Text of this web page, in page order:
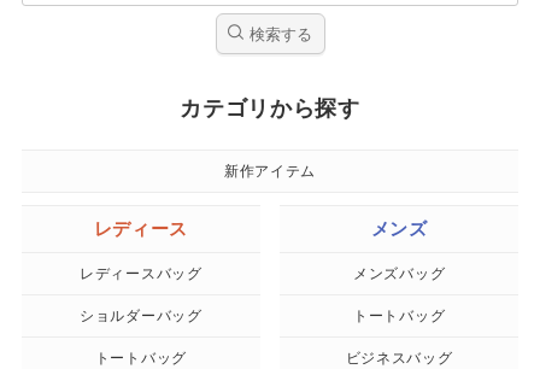
検索する
カテゴリから探す
新作アイテム
レディース
レディースバッグ
ショルダーバッグ
トートバッグ
メンズ
メンズバッグ
トートバッグ
ビジネスバッグ